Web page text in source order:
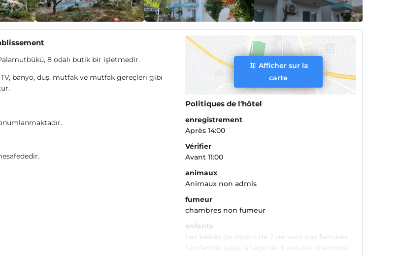
8 odalı butik bir işletmedir.
banyo, duş, mutfak ve mutfak gereçleri gibi
Afficher sur la
carte
Politiques de l'hôtel
enregistrement
Après 14:00
Vérifier
Avant 11:00
animaux
Animaux non admis
fumeur
chambres non fumeur
enfants
Les bébés de moins de 2 ne sont pas facturés